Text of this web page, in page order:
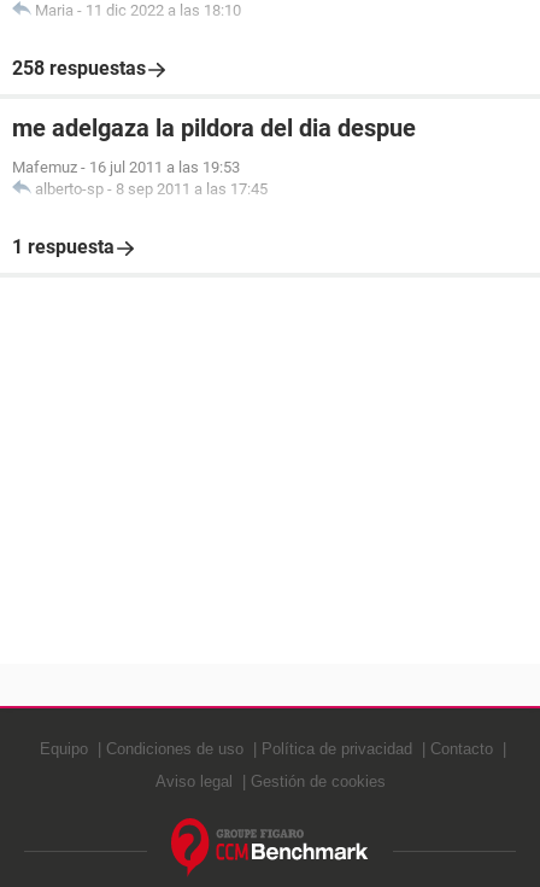
Maria - 11 dic 2022 a las 18:10
258 respuestas
me adelgaza la pildora del dia despue
Mafemuz - 16 jul 2011 a las 19:53
alberto-sp - 8 sep 2011 a las 17:45
1 respuesta
Equipo Condiciones de uso Política de privacidad
Contacto
Aviso legal
Gestión de cookies